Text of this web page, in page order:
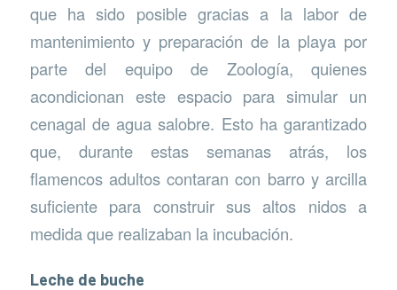
que ha sido posible gracias a la labor de
mantenimiento y preparación de la playa por
parte del equipo de Zoología, quienes
acondicionan este espacio para simular un
cenagal de agua salobre. Esto ha garantizado
que, durante estas semanas atrás, los
flamencos adultos contaran con barro y arcilla
suficiente para construir sus altos nidos a
medida que realizaban la incubación.
Leche de buche